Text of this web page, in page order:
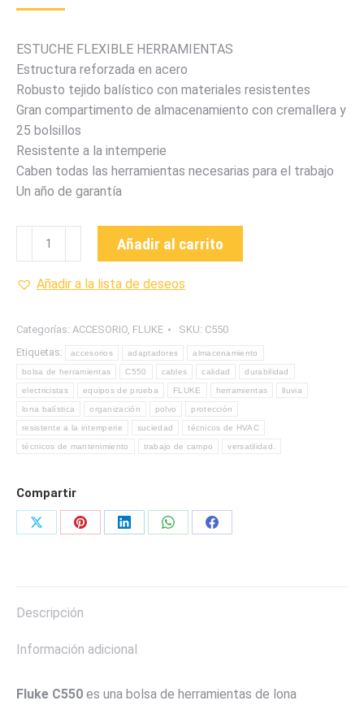
ESTUCHE FLEXIBLE HERRAMIENTAS
Estructura reforzada en acero
Robusto tejido balístico con materiales resistentes
Gran compartimento de almacenamiento con cremallera y
25 bolsillos
Resistente a la intemperie
Caben todas las herramientas necesarias para el trabajo
Un año de garantía
DE
FLUKE
cantidad
Añadir al carrito
Añadir a la lista de deseos
Categorías: ACCESORIO, FLUKE SKU: C550
Etiquetas:
accesorios adaptadores almacenamiento
bolsa de herramientas C550 cables calidad durabilidad
electricistas equipos de prueba FLUKE herramientas lluvia
lona balística organización polvo protección
resistente a la intemperie suciedad técnicos de HVAC
técnicos de mantenimiento trabajo de campo versatilidad.
Compartir
Share
Share
Share
Share
Share
Descripción
Información adicional
Fluke C550 es una bolsa de herramientas de lona